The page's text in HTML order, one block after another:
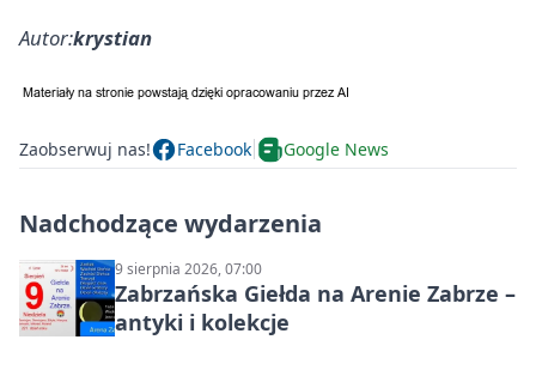
Autor:krystian
Zaobserwuj nas! Facebook Google News
Nadchodzące wydarzenia
9 sierpnia 2026, 07:00
Zabrzańska Giełda na Arenie Zabrze –
antyki i kolekcje